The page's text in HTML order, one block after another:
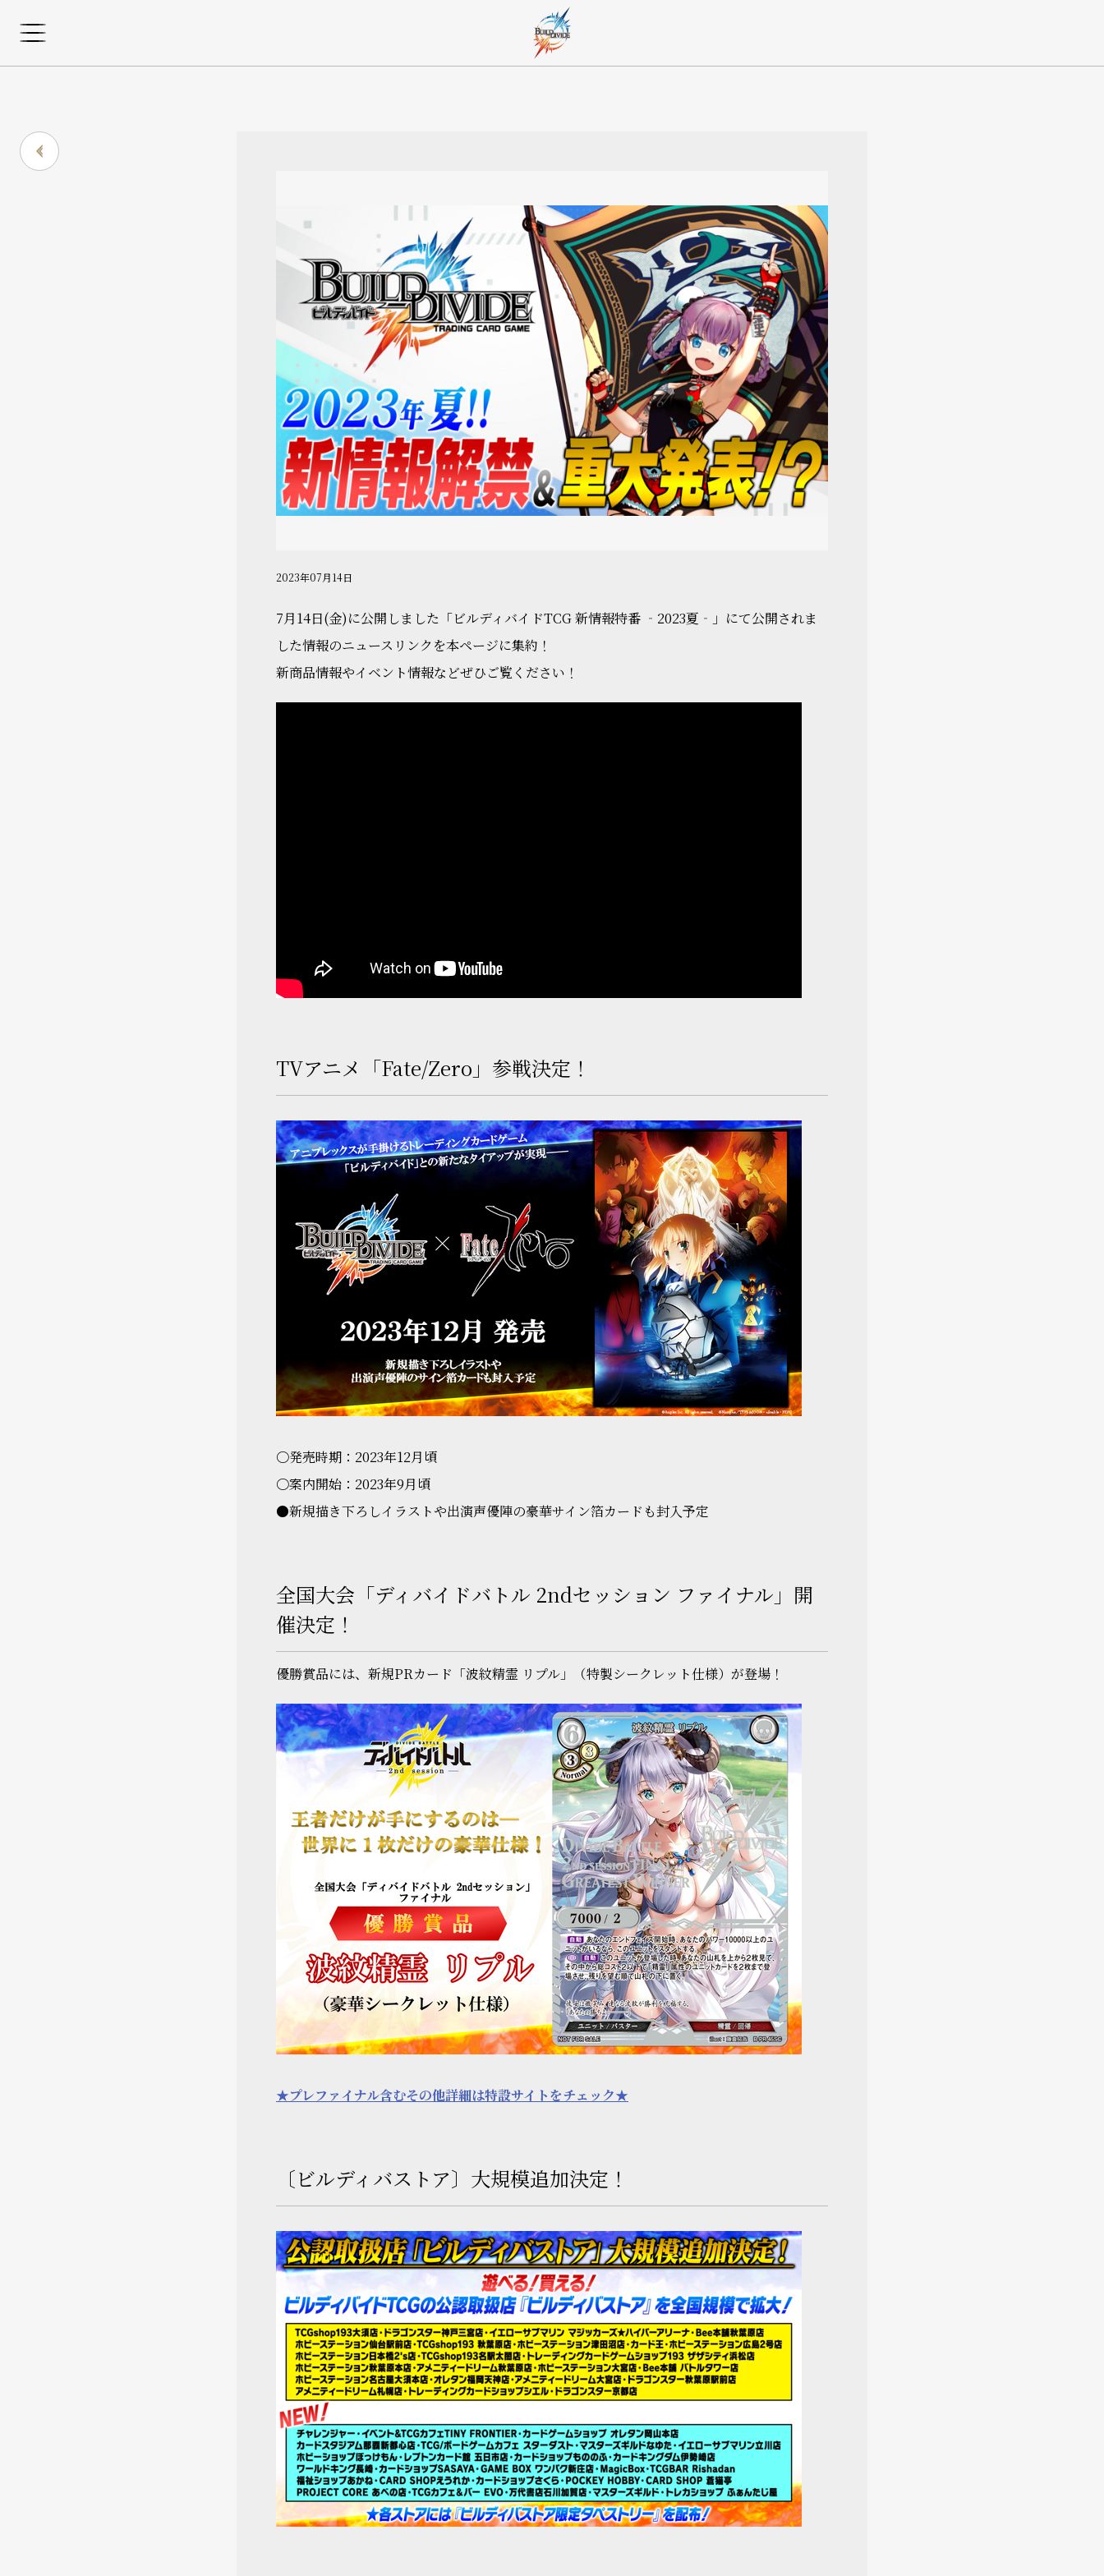
2023年07月14日
7月14日(金)に公開しました「ビルディバイドTCG 新情報特番 ‐2023夏‐」にて公開されま
した情報のニュースリンクを本ページに集約！
新商品情報やイベント情報などぜひご覧ください！
TVアニメ「Fate/Zero」参戦決定！
〇発売時期：2023年12月頃
〇案内開始：2023年9月頃
●新規描き下ろしイラストや出演声優陣の豪華サイン箔カードも封入予定
全国大会「ディバイドバトル 2ndセッション ファイナル」開
催決定！
優勝賞品には、新規PRカード「波紋精霊 リプル」（特製シークレット仕様）が登場！
★プレファイナル含むその他詳細は特設サイトをチェック★
〔ビルディバストア〕大規模追加決定！